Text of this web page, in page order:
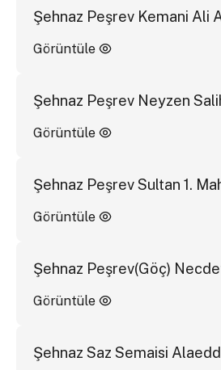
Şehnaz Peşrev Kemani Ali
Görüntüle
Şehnaz Peşrev Neyzen
Görüntüle
Şehnaz Peşrev Sultan 1.
Görüntüle
Şehnaz Peşrev(Göç)
Görüntüle
Şehnaz Saz Semaisi